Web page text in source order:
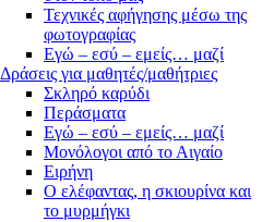
Τεχνικές αφήγησης μέσω της
φωτογραφίας
Εγώ – εσύ – εμείς… μαζί
Δράσεις για μαθητές/μαθήτριες
Σκληρό καρύδι
Περάσματα
Εγώ – εσύ – εμείς… μαζί
Μονόλογοι από το Αιγαίο
Ειρήνη
Ο ελέφαντας, η σκιουρίνα και
το μυρμήγκι